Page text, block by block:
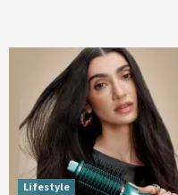
Lifestyle